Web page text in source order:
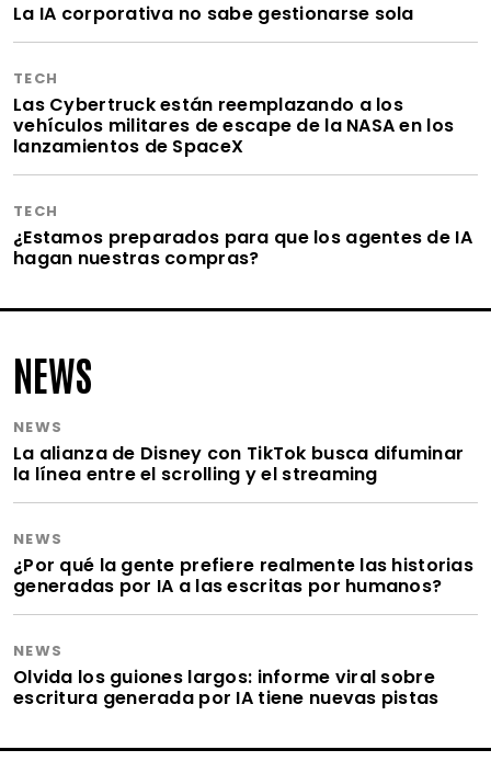
La IA corporativa no sabe gestionarse sola
TECH
Las Cybertruck están reemplazando a los
vehículos militares de escape de la NASA en los
lanzamientos de SpaceX
TECH
¿Estamos preparados para que los agentes de IA
hagan nuestras compras?
NEWS
NEWS
La alianza de Disney con TikTok busca difuminar
la línea entre el scrolling y el streaming
NEWS
¿Por qué la gente prefiere realmente las historias
generadas por IA a las escritas por humanos?
NEWS
Olvida los guiones largos: informe viral sobre
escritura generada por IA tiene nuevas pistas